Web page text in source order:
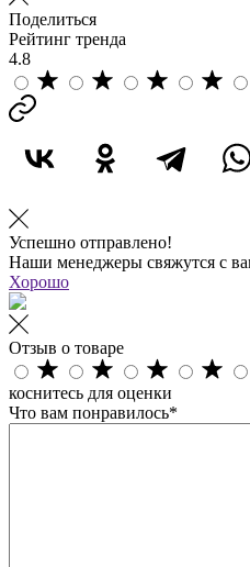
Поделиться
Рейтинг тренда
4.8
Успешно отправлено!
Наши менеджеры свяжутся с
Хорошо
Отзыв о товаре
коснитесь для оценки
Что вам понравилось*